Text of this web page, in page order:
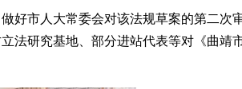
好市人大常委会对该法规草案的第二次
法研究基地、部分进站代表等对《曲靖